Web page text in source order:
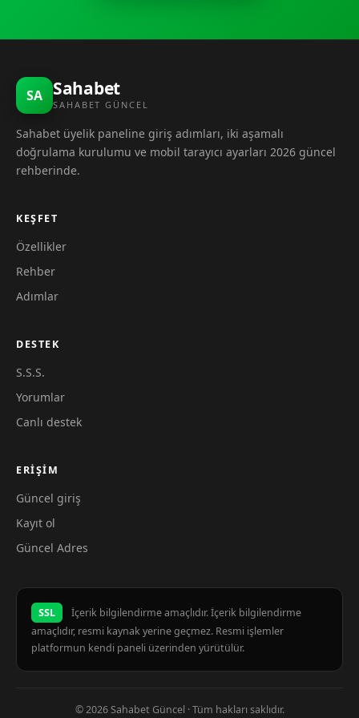
SA Sahabet
SAHABET GÜNCEL
Sahabet üyelik paneline giriş adımları, iki aşamalı
doğrulama kurulumu ve mobil tarayıcı ayarları 2026 güncel
rehberinde.
KEŞFET
Özellikler
Rehber
Adımlar
DESTEK
S.S.S.
Yorumlar
Canlı destek
ERIŞIM
Güncel giriş
Kayıt ol
Güncel Adres
SSL
İçerik bilgilendirme amaçlıdır. İçerik bilgilendirme
amaçlıdır, resmi kaynak yerine geçmez. Resmi işlemler
platformun kendi paneli üzerinden yürütülür.
© 2026 Sahabet Güncel · Tüm hakları saklıdır.